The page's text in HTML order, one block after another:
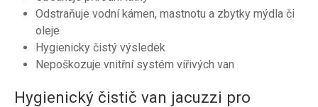
Odstraňuje vodní kámen, mastnotu a zbytky mýdla či
oleje
Hygienicky čistý výsledek
Nepoškozuje vnitřní systém vířivých van
Hygienický čistič van jacuzzi pro